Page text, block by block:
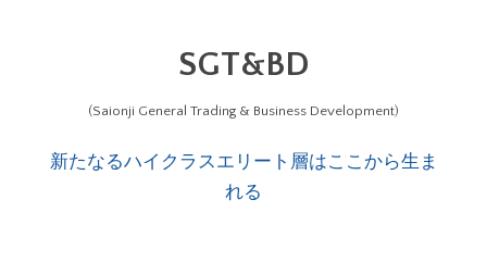
SGT&BD
(Saionji General Trading & Business Development)
新たなるハイクラスエリート層はここから生ま
れる